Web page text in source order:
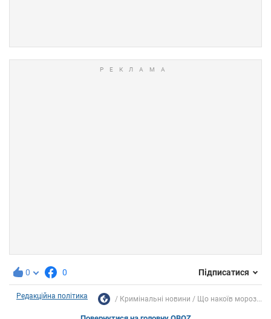
0 0 Підписатися
Редакційна політика Кримінальні новини Що накоїв мороз...